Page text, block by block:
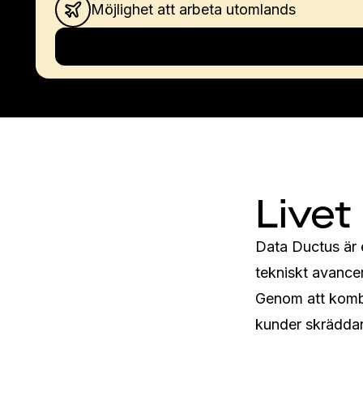
Möjlighet att arbeta utomlands
Livet
Data Ductus
tekniskt
Genom att
kunder